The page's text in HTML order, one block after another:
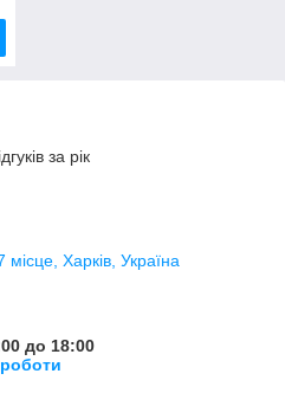
за рік
Харків, Україна
до 18:00